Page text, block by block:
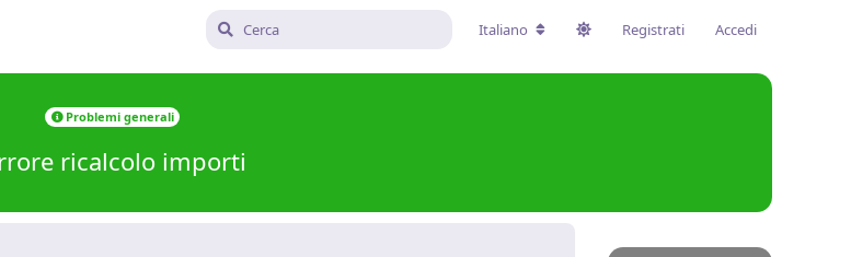
Italiano Registrati Accedi
Problemi generali
ricalcolo importi